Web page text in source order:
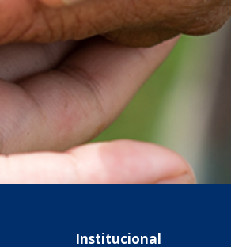
Institucional